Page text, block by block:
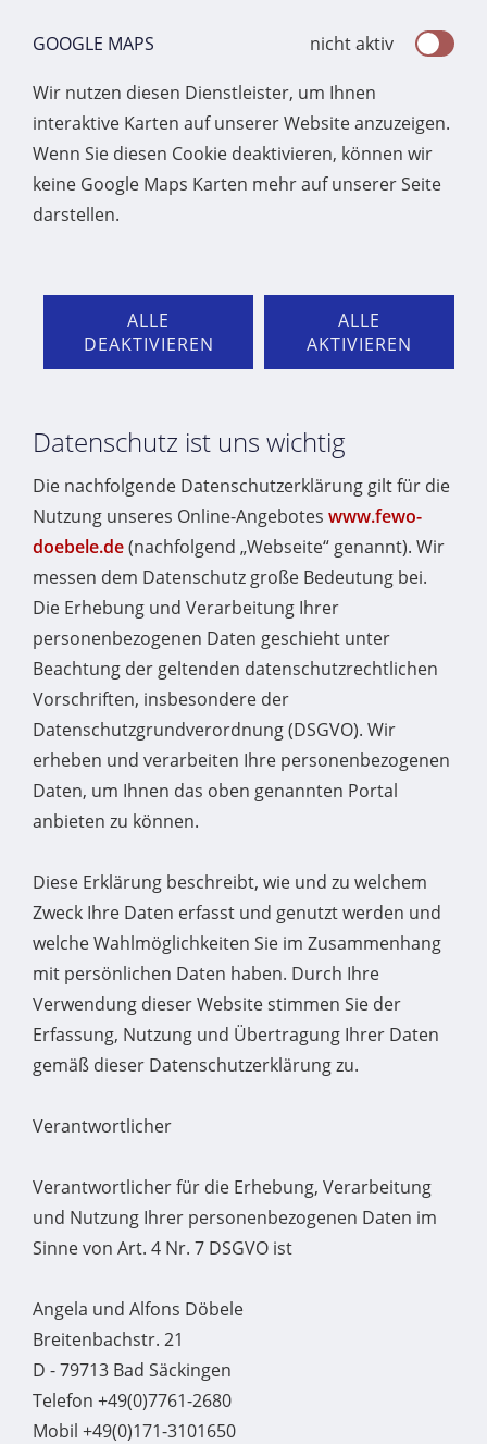
GOOGLE MAPS nicht aktiv
Wir nutzen diesen Dienstleister, um Ihnen
interaktive Karten auf unserer Website anzuzeigen.
Wenn Sie diesen Cookie deaktivieren, können wir
keine Google Maps Karten mehr auf unserer Seite
darstellen.
ALLE
DEAKTIVIEREN
ALLE
AKTIVIEREN
Datenschutz ist uns wichtig
Die nachfolgende Datenschutzerklärung gilt für die
Nutzung unseres Online-Angebotes www.fewo-
doebele.de(nachfolgend „Webseite“ genannt). Wir
messen dem Datenschutz große Bedeutung bei.
Die Erhebung und Verarbeitung Ihrer
personenbezogenen Daten geschieht unter
Beachtung der geltenden datenschutzrechtlichen
Vorschriften, insbesondere der
Datenschutzgrundverordnung (DSGVO). Wir
erheben und verarbeiten Ihre personenbezogenen
Daten, um Ihnen das oben genannten Portal
anbieten zu können.
Diese Erklärung beschreibt, wie und zu welchem
Zweck Ihre Daten erfasst und genutzt werden und
welche Wahlmöglichkeiten Sie im Zusammenhang
mit persönlichen Daten haben. Durch Ihre
Verwendung dieser Website stimmen Sie der
Erfassung, Nutzung und Übertragung Ihrer Daten
gemäß dieser Datenschutzerklärung zu.
Verantwortlicher
Verantwortlicher für die Erhebung, Verarbeitung
und Nutzung Ihrer personenbezogenen Daten im
Sinne von Art. 4 Nr. 7 DSGVO ist
Angela und Alfons Döbele
Breitenbachstr. 21
D - 79713 Bad Säckingen
Telefon +49(0)7761-2680
Mobil +49(0)171-3101650